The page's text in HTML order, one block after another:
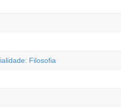
Filosofia